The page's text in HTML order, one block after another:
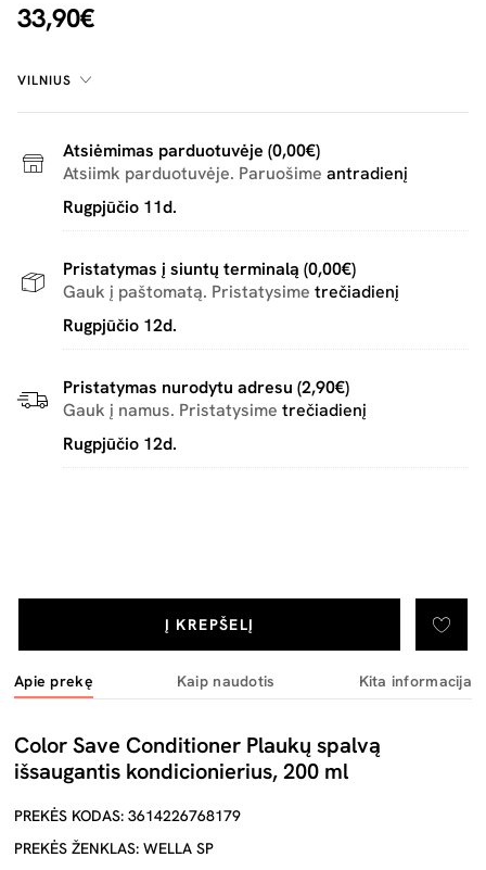
33,90€
Į KREPŠELĮ
VILNIUS
Atsiėmimas parduotuvėje (0,00€)
Atsiimk parduotuvėje. Paruošime antradienį
Rugpjūčio 11d.
Pristatymas į siuntų terminalą (0,00€)
Gauk į paštomatą. Pristatysime trečiadienį
Rugpjūčio 12d.
Pristatymas nurodytu adresu (2,90€)
Gauk į namus. Pristatysime trečiadienį
Rugpjūčio 12d.
Apie prekę Kaip naudotis Kita informacija
Color Save Conditioner Plaukų spalvą
išsaugantis kondicionierius, 200 ml
PREKĖS KODAS: 3614226768179
PREKĖS ŽENKLAS: WELLA SP